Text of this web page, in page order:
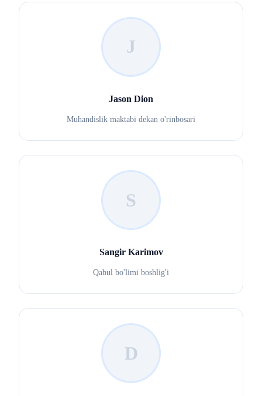
J
Jason Dion
Muhandislik maktabi dekan o'rinbosari
S
Sangir Karimov
Qabul bo'limi boshlig'i
D